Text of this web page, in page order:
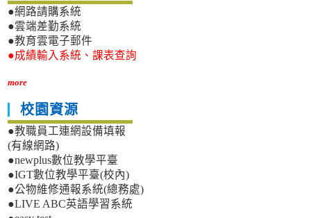
●網路請購系統
●雲端差勤系統
●教育雲電子郵件
●成績輸入系統、課表查詢
more
校園資源
●教職員工連網設備填報
(有線網路)
●newplus數位教學平臺
●IGT數位教學平臺(校內)
●公物維修通報系統(總務處)
●LIVE ABC英語學習系統